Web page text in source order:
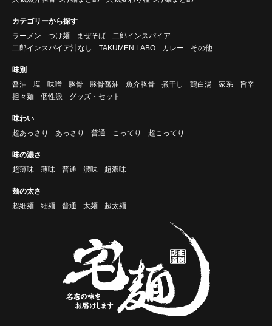
カテゴリーから探す
ラーメン
つけ麺 まぜそば
二郎インスパイア
二郎インスパイア汁なし
TAKUMEN LABO カレー その他
味別
醤油
塩 味噌 豚骨 豚骨醤油 魚介豚骨 煮干し 鶏白湯 家系
旨辛
担々麺
個性派 グッズ・セット
味わい
超あっさり
あっさり 普通 こってり 超こってり
味の濃さ
超薄味
薄味 普通 濃味 超濃味
麺の太さ
超細麺
細麺 普通 太麺 超太麺